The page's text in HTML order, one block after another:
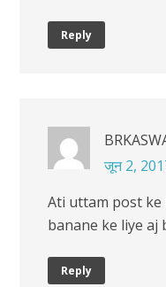
Reply
जून 2,
Ati uttam post ke
banane ke liye aj
Reply